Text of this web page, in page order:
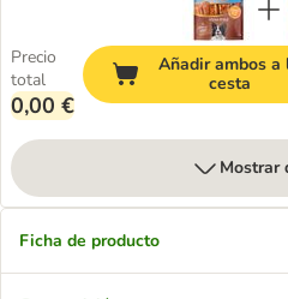
Precio
total
0,00 €
Añadir ambos a
cesta
Mostrar
Ficha de producto